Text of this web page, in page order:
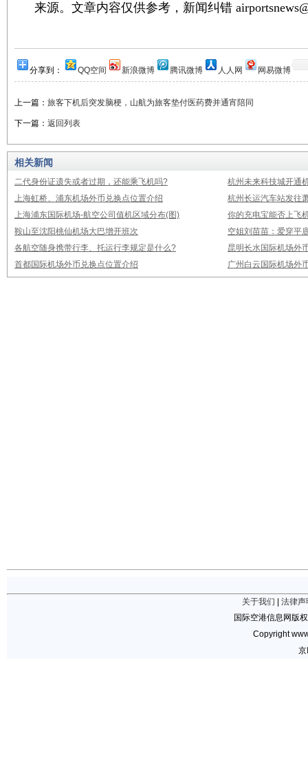
来源。文章内容仅供参考，新闻纠错
分享到： QQ空间 新浪微博 腾讯微博 人人网 网易微博
上一篇： 旅客下机后突发脑梗，山航为旅客垫付医药费并通宵陪同
下一篇： 返回列表
相关新闻
二代身份证遗失或者过期，还能乘飞机吗?
杭州未来科技城开通
上海虹桥、浦东机场外币兑换点位置介绍
杭州长运汽车站发往
上海浦东国际机场-航空公司值机区域分布(图)
你的充电宝能否上飞
鞍山至沈阳桃仙机场大巴增开班次
空姐刘苗苗：爱穿平
各航空随身携带行李、托运行李规定是什么?
昆明长水国际机场外
首都国际机场外币兑换点位置介绍
广州白云国际机场外
关于我们
法律声
国际空港信息网版
Copyright